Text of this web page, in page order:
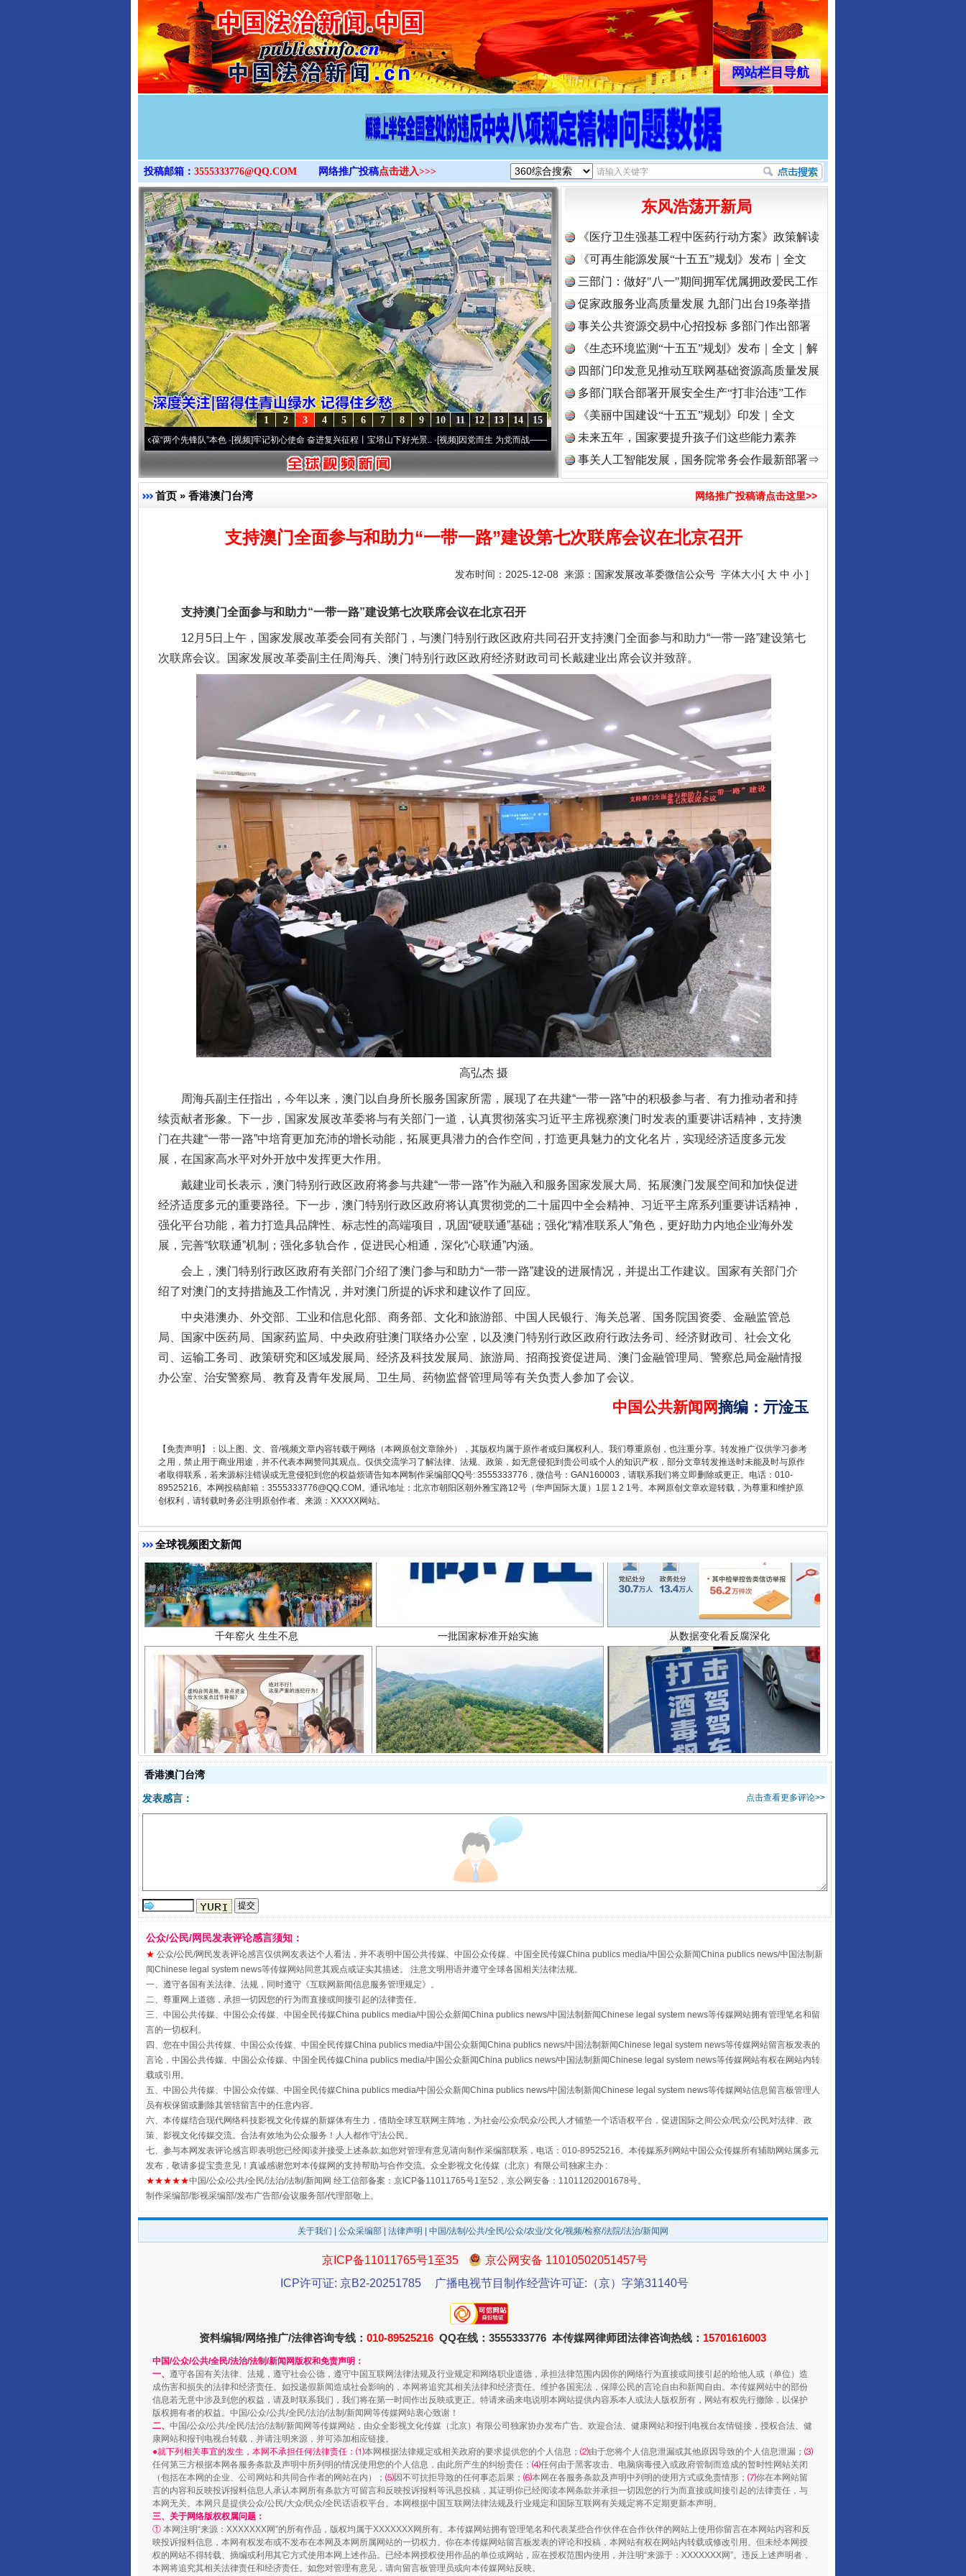
>
网站栏目导航
投稿邮箱： 3555333776@QQ.COM 网络推广投稿点击进入>>>
15
14
13
12
11
10
9
8
7
6
5
4
3
2
1
永葆“两个先锋队”本色·[视频]牢记初心使命 奋进复兴征程丨宝塔山下好光景..·[视频]因党而生 为党而战——百年“纪”事⑧加强纪律..·[视频]牢记初心使命 奋进复兴征程丨“转折之城”激荡..·[视频]
东风浩荡开新局
《医疗卫生强基工程中医药行动方案》政策解读
《可再生能源发展“十五五”规划》发布｜全文
三部门：做好"八一"期间拥军优属拥政爱民工作
促家政服务业高质量发展 九部门出台19条举措
事关公共资源交易中心招投标 多部门作出部署
《生态环境监测“十五五”规划》发布｜全文｜解
读
四部门印发意见推动互联网基础资源高质量发展
多部门联合部署开展安全生产“打非治违”工作
《美丽中国建设“十五五”规划》印发｜全文
未来五年，国家要提升孩子们这些能力素养
事关人工智能发展，国务院常务会作最新部署⇒
首页 » 香港澳门台湾 网络推广投稿请点击这里>>
支持澳门全面参与和助力“一带一路”建设第七次联席会议在北京召开
发布时间：2025-12-08 来源： 国家发展改革委微信公众号 字体大小[ 大 中 小 ]
支持澳门全面参与和助力“一带一路”建设第七次联席会议在北京召开
12月5日上午，国家发展改革委会同有关部门，与澳门特别行政区政府共同召开支持澳门全面参与和助力“一带一路”建设第七
次联席会议。国家发展改革委副主任周海兵、澳门特别行政区政府经济财政司司长戴建业出席会议并致辞。
高弘杰 摄
周海兵副主任指出，今年以来，澳门以自身所长服务国家所需，展现了在共建“一带一路”中的积极参与者、有力推动者和持
续贡献者形象。下一步，国家发展改革委将与有关部门一道，认真贯彻落实习近平主席视察澳门时发表的重要讲话精神，支持澳
门在共建“一带一路”中培育更加充沛的增长动能，拓展更具潜力的合作空间，打造更具魅力的文化名片，实现经济适度多元发
展，在国家高水平对外开放中发挥更大作用。
戴建业司长表示，澳门特别行政区政府将参与共建“一带一路”作为融入和服务国家发展大局、拓展澳门发展空间和加快促进
经济适度多元的重要路径。下一步，澳门特别行政区政府将认真贯彻党的二十届四中全会精神、习近平主席系列重要讲话精神，
强化平台功能，着力打造具品牌性、标志性的高端项目，巩固“硬联通”基础；强化“精准联系人”角色，更好助力内地企业海外发
展，完善“软联通”机制；强化多轨合作，促进民心相通，深化“心联通”内涵。
会上，澳门特别行政区政府有关部门介绍了澳门参与和助力“一带一路”建设的进展情况，并提出工作建议。国家有关部门介
绍了对澳门的支持措施及工作情况，并对澳门所提的诉求和建议作了回应。
中央港澳办、外交部、工业和信息化部、商务部、文化和旅游部、中国人民银行、海关总署、国务院国资委、金融监管总
局、国家中医药局、国家药监局、中央政府驻澳门联络办公室，以及澳门特别行政区政府行政法务司、经济财政司、社会文化
司、运输工务司、政策研究和区域发展局、经济及科技发展局、旅游局、招商投资促进局、澳门金融管理局、警察总局金融情报
办公室、治安警察局、教育及青年发展局、卫生局、药物监督管理局等有关负责人参加了会议。
中国公共新闻网摘编 ： 亓淦玉
【免责声明】：以上图、文、音/视频文章内容转载于网络（本网原创文章除外），其版权均属于原作者或归属权利人。我们尊重原创，也注重分享。转发推广仅供学习参考
之用，禁止用于商业用途，并不代表本网赞同其观点。仅供交流学习了解法律、法规、政策，如无意侵犯到贵公司或个人的知识产权，部分文章转发推送时未能及时与原作
者取得联系，若来源标注错误或无意侵犯到您的权益烦请告知本网制作采编部QQ号: 3555333776，微信号：GAN160003，请联系我们将立即删除或更正。电话：010-
89525216。本网投稿邮箱：3555333776@QQ.COM。通讯地址：北京市朝阳区朝外雅宝路12号（华声国际大厦）1层 1 2 1号。本网原创文章欢迎转载，为尊重和维护原
创权利，请转载时务必注明原创作者、来源：XXXXX网站。
全球视频图文新闻
完善运行机制助力责任有效落实
东山县通报“牛蛙产品抗生素超标问题” 法徽映军营 权益有保障 让核能赋能千行百业
千年窑火 生生不息
揭开“小金库”的免责幌子 以产业富民促振兴 酒驾未被当场查获能处罚吗
全民健身五年计划来了！等你上场 事关残疾人未来5年 让传统村落焕发生机
规模最大的光氢储一体化项目
国家大学科技园优化重塑工作 镜头丨大暑三秋近 山西：不断增强治理腐败综合效能
香港澳门台湾
点击查看更多评论>>
发表感言：
公众/公民/网民发表评论感言须知：
★ 公众/公民/网民发表评论感言仅供网友表达个人看法，并不表明中国公共传媒、中国公众传媒、中国全民传媒China publics media/中国公众新闻China publics news/中国法制新
闻Chinese legal system news等传媒网站同意其观点或证实其描述。 注意文明用语并遵守全球各国相关法律法规。
一、遵守各国有关法律、法规，同时遵守《互联网新闻信息服务管理规定》。
二、尊重网上道德，承担一切因您的行为而直接或间接引起的法律责任。
三、中国公共传媒、中国公众传媒、中国全民传媒China publics media/中国公众新闻China publics news/中国法制新闻Chinese legal system news等传媒网站拥有管理笔名和留
言的一切权利。
四、您在中国公共传媒、中国公众传媒、中国全民传媒China publics media/中国公众新闻China publics news/中国法制新闻Chinese legal system news等传媒网站留言板发表的
言论，中国公共传媒、中国公众传媒、中国全民传媒China publics media/中国公众新闻China publics news/中国法制新闻Chinese legal system news等传媒网站有权在网站内转
载或引用。
五、中国公共传媒、中国公众传媒、中国全民传媒China publics media/中国公众新闻China publics news/中国法制新闻Chinese legal system news等传媒网站信息留言板管理人
员有权保留或删除其管辖留言中的任意内容。
六、本传媒结合现代网络科技影视文化传媒的新媒体有生力，借助全球互联网主阵地，为社会/公众/民众/公民人才铺垫一个话语权平台，促进国际之间公众/民众/公民对法律、政
策、影视文化传媒交流。合法有效地为公众服务！人人都作守法公民。
七、参与本网发表评论感言即表明您已经阅读并接受上述条款,如您对管理有意见请向制作采编部联系，电话：010-89525216。本传媒系列网站中国公众传媒所有辅助网站属多元
发布，敬请多提宝贵意见！真诚感谢您对本传媒网的支持帮助与合作交流。众全影视文化传媒（北京）有限公司独家主办 :
★★★★★中国/公众/公共/全民/法治/法制/新闻网 经工信部备案：京ICP备11011765号1至52，京公网安备：11011202001678号。
制作采编部/影视采编部/发布广告部/会议服务部/代理部敬上。
关于我们 公众采编部 法律声明 | 中国/法制/公共/全民/公众/农业/文化/视频/检察/法院/法治/新闻网
京ICP备11011765号1至35
京公网安备 11010502051457号
ICP许可证: 京B2-20251785
广播电视节目制作经营许可证:（京）字第31140号
资料编辑/网络推广/法律咨询专线： 010-89525216 QQ在线：3555333776 本传媒网律师团法律咨询热线： 15701616003
中国/公众/公共/全民/法治/法制/新闻网版权和免责声明：
一、 遵守各国有关法律、法规，遵守社会公德，遵守中国互联网法律法规及行业规定和网络职业道德，承担法律范围内因你的网络行为直接或间接引起的给他人或（单位）造
成伤害和损失的法律和经济责任。如投递假新闻造成社会影响的，本网将追究其相关法律和经济责任。维护各国宪法，保障公民的言论自由和新闻自由。本传媒网站中的部份
信息若无意中涉及到您的权益，请及时联系我们，我们将在第一时间作出反映或更正。特请来函来电说明本网站提供内容系本人或法人版权所有，网站有权先行撤除，以保护
版权拥有者的权益。中国/公众/公共/全民/法治/法制/新闻网等传媒网站衷心致谢！
二、 中国/公众/公共/全民/法治/法制/新闻网等传媒网站，由众全影视文化传媒（北京）有限公司独家协办发布广告。欢迎合法、健康网站和报刊电视台友情链接，授权合法、健
康网站和报刊电视台转载，并请注明来源，并可添加相应链接。
●就下列相关事宜的发生，本网不承担任何法律责任：⑴本网根据法律规定或相关政府的要求提供您的个人信息； ⑵由于您将个人信息泄漏或其他原因导致的个人信息泄漏； ⑶
任何第三方根据本网各服务条款及声明中所列明的情况使用您的个人信息，由此所产生的纠纷责任； ⑷任何由于黑客攻击、电脑病毒侵入或政府管制而造成的暂时性网站关闭
（包括在本网的企业、公司网站和共同合作者的网站在内）； ⑸因不可抗拒导致的任何事态后果； ⑹本网在各服务条款及声明中列明的使用方式或免责情形； ⑺你在本网站留
言的内容和反映投诉报料信息人承认本网所有条款方可留言和反映投诉报料等讯息投稿，其证明你已经阅读本网条款并承担一切因您的行为而直接或间接引起的法律责任，与
本网无关。本网只是提供公众/公民/大众/民众/全民话语权平台。本网根据中国互联网法律法规及行业规定和国际互联网有关规定将不定期更新本声明。
三、关于网络版权权属问题：
① 本网注明“来源：XXXXXXX网”的所有作品，版权均属于XXXXXXX网所有。本传媒网站拥有管理笔名和代表某些合作伙伴在合作伙伴的网站上使用你留言在本网站内容和反
映投诉报料信息，本网有权发布或不发布在本网及本网所属网站的一切权力。你在本传媒网站留言板发表的评论和投稿，本网站有权在网站内转载或修改引用。但未经本网授
权的网站不得转载、摘编或利用其它方式使用本网上述作品。已经本网授权使用作品的单位或网站，应在授权范围内使用，并注明“来源于：XXXXXXX网”。违反上述声明者，
本网将追究其相关法律责任和经济责任。如您对管理有意见，请向留言板管理员或向本传媒网站反映。